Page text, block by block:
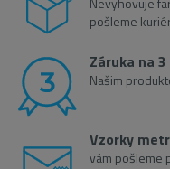
pošleme
Záruka na
Našim
Vzorky
vám pošleme